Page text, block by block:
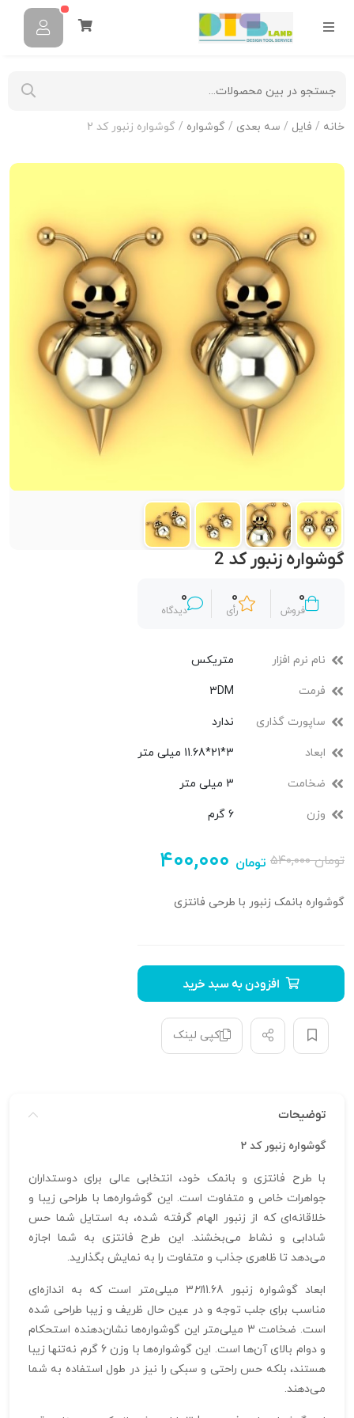
خانه / فایل / سه بعدی / گوشواره / گوشواره زنبور کد 2
گوشواره زنبور کد 2
0
فروش
0
رأی
0
دیدگاه
نام نرم افزار متریکس
فرمت 3DM
ساپورت گذاری ندارد
ابعاد 3*21*11.68 میلی متر
ضخامت 3 میلی متر
وزن 6 گرم
۵۴۰,۰۰۰تومان ۴۰۰,۰۰۰ تومان
گوشواره بانمک زنبور با طرحی فانتزی
افزودن به سبد خرید
کپی لینک
توضیحات
گوشواره زنبور کد 2
با طرح فانتزی و بانمک خود، انتخابی عالی برای دوستداران
جواهرات خاص و متفاوت است. این گوشواره‌ها با طراحی زیبا و
خلاقانه‌ای که از زنبور الهام گرفته شده، به استایل شما حس
شادابی و نشاط می‌بخشند. این طرح فانتزی به شما اجازه
می‌دهد تا ظاهری جذاب و متفاوت را به نمایش بگذارید.
ابعاد گوشواره زنبور 3 21
11.68 میلی‌متر است که به اندازه‌ای
مناسب برای جلب توجه و در عین حال ظریف و زیبا طراحی شده
است. ضخامت 3 میلی‌متر این گوشواره‌ها نشان‌دهنده استحکام
و دوام بالای آن‌ها است. این گوشواره‌ها با وزن 6 گرم نه‌تنها زیبا
هستند، بلکه حس راحتی و سبکی را نیز در طول استفاده به شما
می‌دهند.